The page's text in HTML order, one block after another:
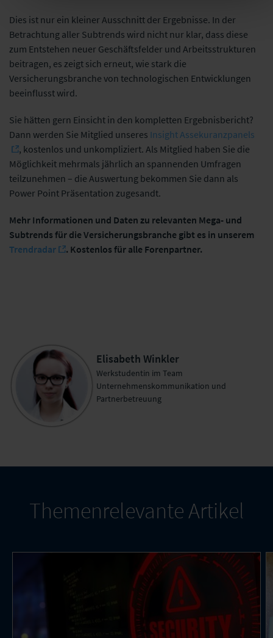
Dies ist nur ein kleiner Ausschnitt der Ergebnisse. In der
Betrachtung aller Subtrends wird nicht nur klar, dass diese
zum Entstehen neuer Geschäftsfelder und Arbeitsstrukturen
beitragen, es zeigt sich erneut, wie stark die
Versicherungsbranche von technologischen Entwicklungen
beeinflusst wird.
Sie hätten gern Einsicht in den kompletten Ergebnisbericht?
Dann werden Sie Mitglied unseres Insight Assekuranzpanels
, kostenlos und unkompliziert. Als Mitglied haben Sie die
Möglichkeit mehrmals jährlich an spannenden Umfragen
teilzunehmen – die Auswertung bekommen Sie dann als
Power Point Präsentation zugesandt.
Mehr Informationen und Daten zu relevanten Mega- und
Subtrends für die Versicherungsbranche gibt es in unserem
Trendradar
. Kostenlos für alle Forenpartner.
Elisabeth Winkler
Werkstudentin im Team
Unternehmenskommunikation und
Partnerbetreuung
Themenrelevante Artikel